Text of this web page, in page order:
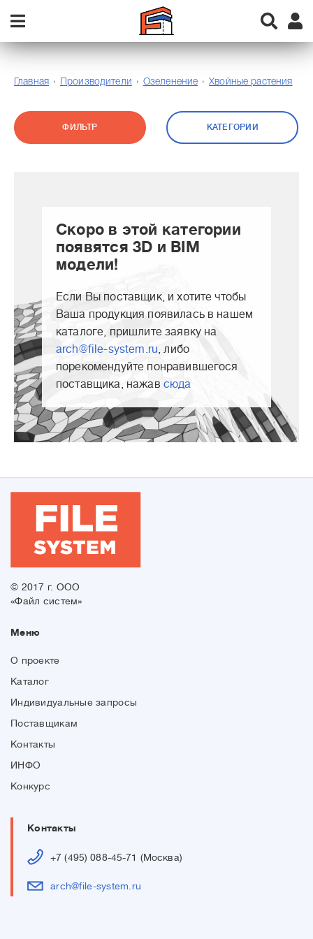
Главная Производители Озеленение Хвойные растения
ФИЛЬТР КАТЕГОРИИ
Скоро в этой категории
появятся 3D и BIM
модели!
Если Вы поставщик, и хотите чтобы
Ваша продукция появилась в нашем
каталоге, пришлите заявку на
arch@file-system.ru, либо
порекомендуйте понравившегося
поставщика, нажав сюда
© 2017 г. ООО
«Файл систем»
Меню
О проекте
Каталог
Индивидуальные запросы
Поставщикам
Контакты
ИНФО
Конкурс
Контакты
+7 (495) 088-45-71 (Москва)
arch@file-system.ru